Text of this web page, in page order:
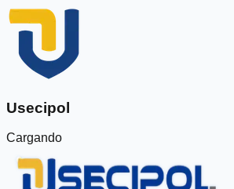
Usecipol
Cargando